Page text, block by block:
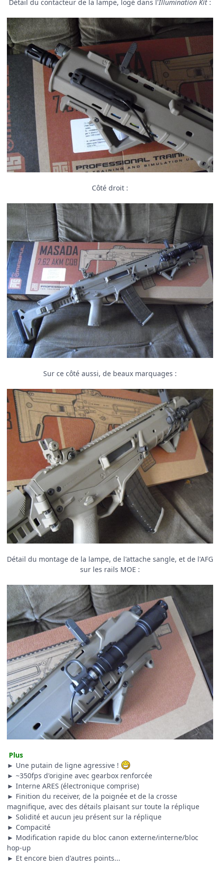
Détail du contacteur de la lampe, logé dans l'Illumination Kit :
Côté droit :
Sur ce côté aussi, de beaux marquages :
Détail du montage de la lampe, de l'attache sangle, et de l'AFG
sur les rails MOE :
Plus
► Une putain de ligne agressive !
► ~350fps d'origine avec gearbox renforcée
► Interne ARES (électronique comprise)
► Finition du receiver, de la poignée et de la crosse
magnifique, avec des détails plaisant sur toute la réplique
► Solidité et aucun jeu présent sur la réplique
► Compacité
► Modification rapide du bloc canon externe/interne/bloc
hop-up
► Et encore bien d'autres points...